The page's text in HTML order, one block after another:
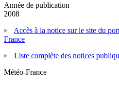
Année de publication
2008
Accès à la notice sur le site du
France
Liste complète des notices
Météo-France